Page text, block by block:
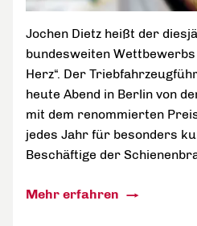
Jochen Dietz heißt der
bundesweiten Wettbewerbs
Herz“. Der
heute Abend in Berlin von
mit dem renommierten
jedes Jahr für besonders
Beschäftige der
Mehr erfahren